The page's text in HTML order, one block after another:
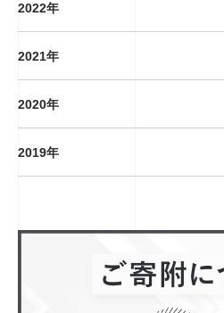
2022年
2021年
2020年
2019年